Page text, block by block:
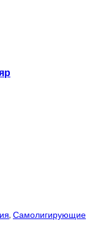
, Самолигирующие